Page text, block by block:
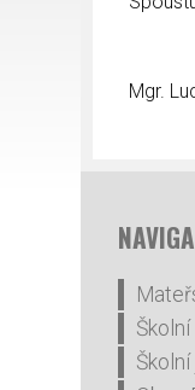
Mgr.
Školní